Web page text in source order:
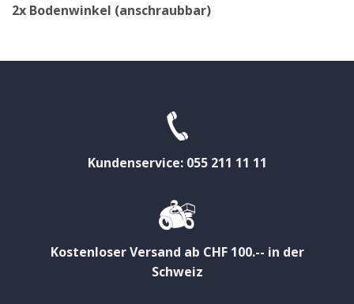
2x Bodenwinkel (anschraubbar)
Kundenservice: 055 211 11 11
Kostenloser Versand ab CHF 100.-- in der
Schweiz